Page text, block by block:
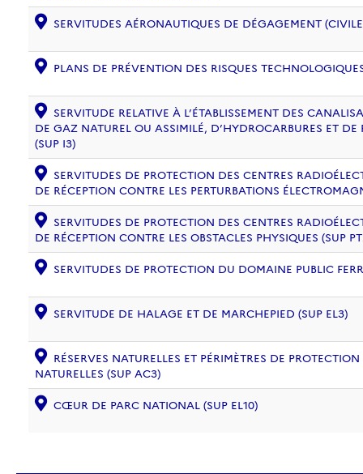
SERVITUDES AÉRONAUTIQUES DE DÉGAGEMENT
PLANS DE PRÉVENTION DES RISQUES
SERVITUDE RELATIVE À L’ÉTABLISSEMENT DES
DE GAZ NATUREL OU ASSIMILÉ, D’HYDROCARBURES ET
(SUP I3)
SERVITUDES DE PROTECTION DES CENTRES
DE RÉCEPTION CONTRE LES PERTURBATIONS
SERVITUDES DE PROTECTION DES CENTRES
DE RÉCEPTION CONTRE LES OBSTACLES PHYSIQUES (SUP
SERVITUDES DE PROTECTION DU DOMAINE PUBLIC
SERVITUDE DE HALAGE ET DE MARCHEPIED (SUP EL3)
RÉSERVES NATURELLES ET PÉRIMÈTRES DE
NATURELLES (SUP AC3)
CŒUR DE PARC NATIONAL (SUP EL10)